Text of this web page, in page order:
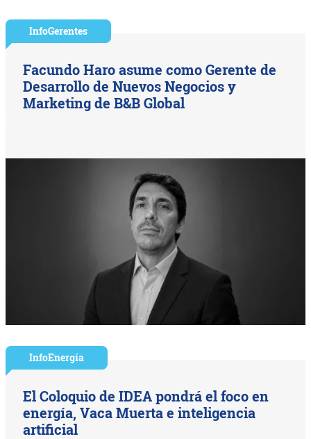
InfoGerentes
Facundo Haro asume como Gerente de
Desarrollo de Nuevos Negocios y
Marketing de B&B Global
InfoEnergía
El Coloquio de IDEA pondrá el foco en
energía, Vaca Muerta e inteligencia
artificial